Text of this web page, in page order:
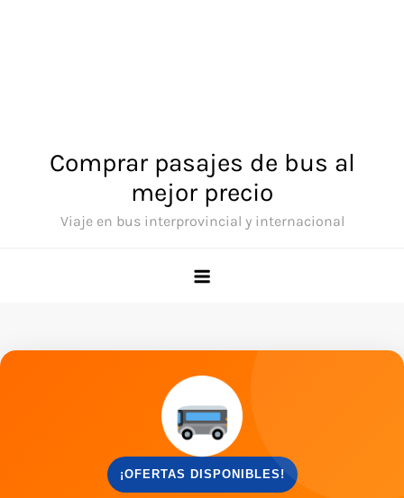
Comprar pasajes de bus al
mejor precio
Viaje en bus interprovincial y internacional
¡OFERTAS DISPONIBLES!